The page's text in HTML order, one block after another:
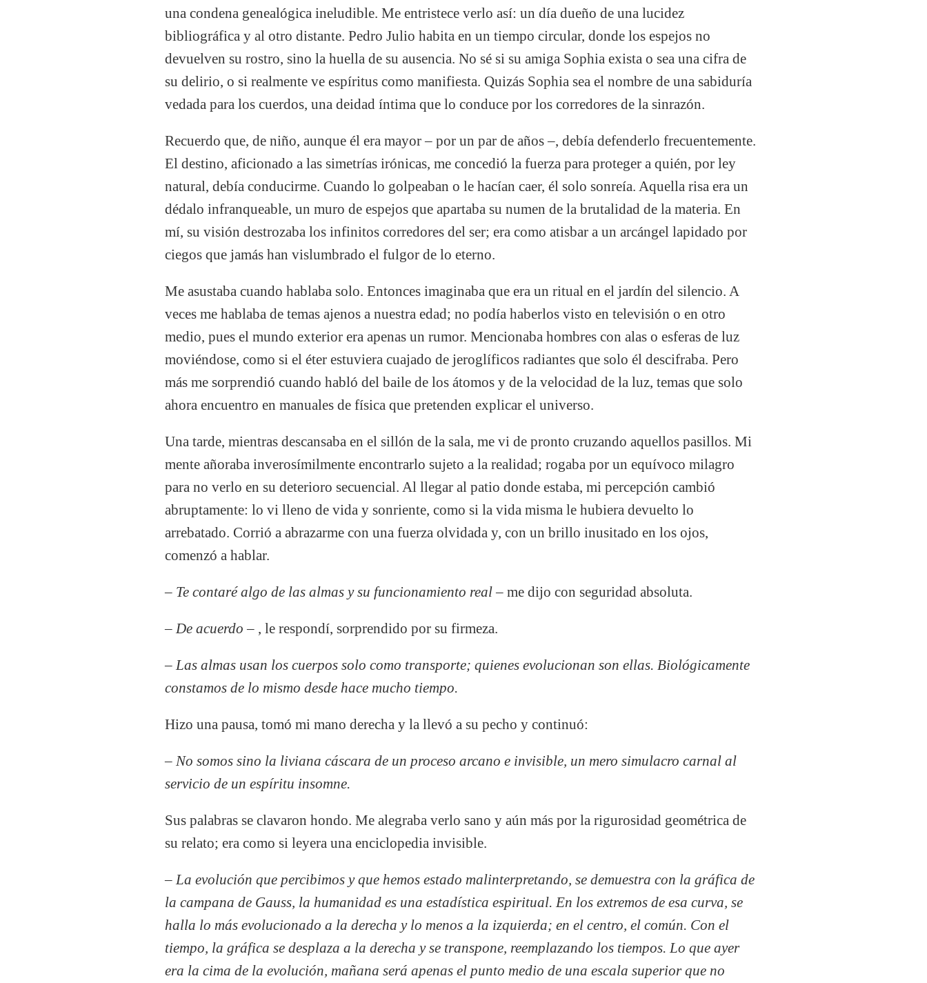
una condena genealógica ineludible. Me entristece verlo así: un día dueño de una lucidez
bibliográfica y al otro distante. Pedro Julio habita en un tiempo circular, donde los espejos no
devuelven su rostro, sino la huella de su ausencia. No sé si su amiga Sophia exista o sea una cifra de
su delirio, o si realmente ve espíritus como manifiesta. Quizás Sophia sea el nombre de una sabiduría
vedada para los cuerdos, una deidad íntima que lo conduce por los corredores de la sinrazón.
Recuerdo que, de niño, aunque él era mayor – por un par de años –, debía defenderlo frecuentemente.
El destino, aficionado a las simetrías irónicas, me concedió la fuerza para proteger a quién, por ley
natural, debía conducirme. Cuando lo golpeaban o le hacían caer, él solo sonreía. Aquella risa era un
dédalo infranqueable, un muro de espejos que apartaba su numen de la brutalidad de la materia. En
mí, su visión destrozaba los infinitos corredores del ser; era como atisbar a un arcángel lapidado por
ciegos que jamás han vislumbrado el fulgor de lo eterno.
Me asustaba cuando hablaba solo. Entonces imaginaba que era un ritual en el jardín del silencio. A
veces me hablaba de temas ajenos a nuestra edad; no podía haberlos visto en televisión o en otro
medio, pues el mundo exterior era apenas un rumor. Mencionaba hombres con alas o esferas de luz
moviéndose, como si el éter estuviera cuajado de jeroglíficos radiantes que solo él descifraba. Pero
más me sorprendió cuando habló del baile de los átomos y de la velocidad de la luz, temas que solo
ahora encuentro en manuales de física que pretenden explicar el universo.
Una tarde, mientras descansaba en el sillón de la sala, me vi de pronto cruzando aquellos pasillos. Mi
mente añoraba inverosímilmente encontrarlo sujeto a la realidad; rogaba por un equívoco milagro
para no verlo en su deterioro secuencial. Al llegar al patio donde estaba, mi percepción cambió
abruptamente: lo vi lleno de vida y sonriente, como si la vida misma le hubiera devuelto lo
arrebatado. Corrió a abrazarme con una fuerza olvidada y, con un brillo inusitado en los ojos,
comenzó a hablar.
– Te contaré algo de las almas y su funcionamiento real – me dijo con seguridad absoluta.
– De acuerdo– , le respondí, sorprendido por su firmeza.
– Las almas usan los cuerpos solo como transporte; quienes evolucionan son ellas. Biológicamente
constamos de lo mismo desde hace mucho tiempo.
Hizo una pausa, tomó mi mano derecha y la llevó a su pecho y continuó:
– No somos sino la liviana cáscara de un proceso arcano e invisible, un mero simulacro carnal al
servicio de un espíritu insomne.
Sus palabras se clavaron hondo. Me alegraba verlo sano y aún más por la rigurosidad geométrica de
su relato; era como si leyera una enciclopedia invisible.
– La evolución que percibimos y que hemos estado malinterpretando, se demuestra con la gráfica de
la campana de Gauss, la humanidad es una estadística espiritual. En los extremos de esa curva, se
halla lo más evolucionado a la derecha y lo menos a la izquierda; en el centro, el común. Con el
tiempo, la gráfica se desplaza a la derecha y se transpone, reemplazando los tiempos. Lo que ayer
era la cima de la evolución, mañana será apenas el punto medio de una escala superior que no